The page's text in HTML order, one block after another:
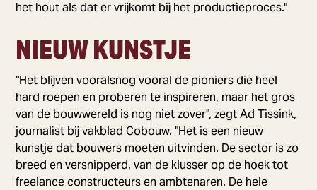
het hout als dat er vrijkomt bij het productieproces."
NIEUW KUNSTJE
"Het blijven vooralsnog vooral de pioniers die heel
hard roepen en proberen te inspireren, maar het gros
van de bouwwereld is nog niet zover", zegt Ad Tissink,
journalist bij vakblad Cobouw. "Het is een nieuw
kunstje dat bouwers moeten uitvinden. De sector is zo
breed en versnipperd, van de klusser op de hoek tot
freelance constructeurs en ambtenaren. De hele